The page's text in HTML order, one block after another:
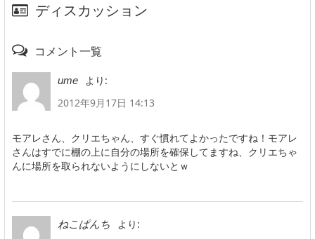
ディスカッション
コメント一覧
ume
より:
2012年9月17日 14:13
モアレさん、クリエちゃん、すぐ慣れてよかったですね！モアレ
さんはすでに棚の上に自分の場所を確保してますね、クリエちゃ
んに場所を取られないようにしないとｗ
ねこぱんち
より: